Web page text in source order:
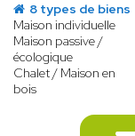
8 types de biens
Maison individuelle
Maison passive /
écologique
Chalet / Maison en
bois